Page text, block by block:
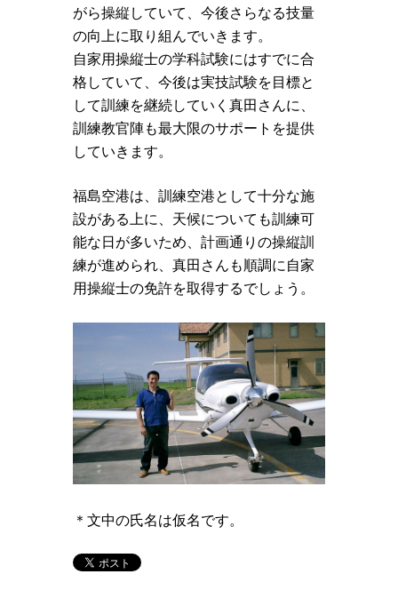
がら操縦していて、今後さらなる技量
の向上に取り組んでいきます。
自家用操縦士の学科試験にはすでに合
格していて、今後は実技試験を目標と
して訓練を継続していく真田さんに、
訓練教官陣も最大限のサポートを提供
していきます。
福島空港は、訓練空港として十分な施
設がある上に、天候についても訓練可
能な日が多いため、計画通りの操縦訓
練が進められ、真田さんも順調に自家
用操縦士の免許を取得するでしょう。
＊文中の氏名は仮名です。